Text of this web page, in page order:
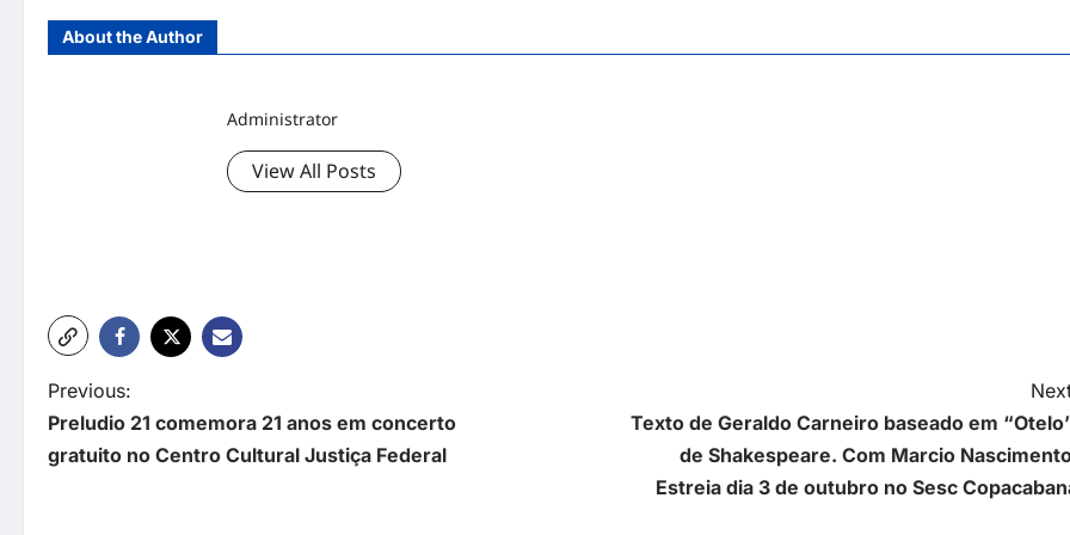
About the Author
Administrator
View All Posts
P
o
Previous:
Preludio 21 comemora 21 anos em concerto
gratuito no Centro Cultural Justiça Federal
Texto de Geraldo Carneiro baseado em
de Shakespeare. Com Marcio
Estreia dia 3 de outubro no Sesc